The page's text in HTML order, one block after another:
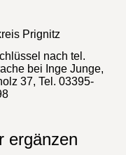
Prignitz
nach tel.
bei Inge Junge,
37, Tel. 03395-
ergänzen